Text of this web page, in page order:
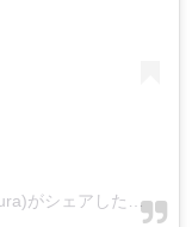
Takashi Kashiwagura(@takashikashiwagura)がシェアした投稿 -